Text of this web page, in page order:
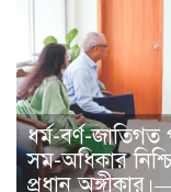
ধর্ম-বর্ণ-
সম-অধিকার
প্রধান